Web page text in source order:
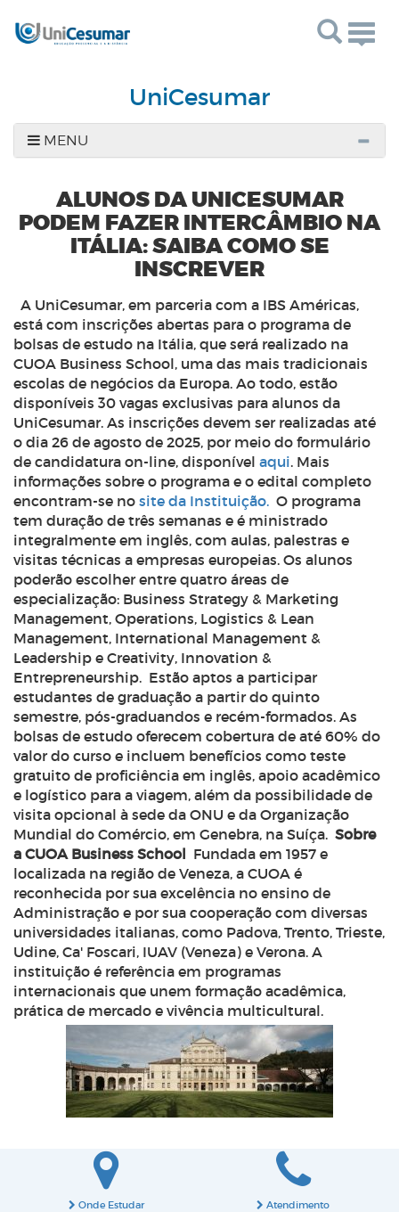
UniCesumar
MENU
ALUNOS DA UNICESUMAR
PODEM FAZER INTERCÂMBIO NA
ITÁLIA: SAIBA COMO SE
INSCREVER
A UniCesumar, em parceria com a IBS Américas,
está com inscrições abertas para o programa de
bolsas de estudo na Itália, que será realizado na
CUOA Business School, uma das mais tradicionais
escolas de negócios da Europa. Ao todo, estão
disponíveis 30 vagas exclusivas para alunos da
UniCesumar. As inscrições devem ser realizadas até
o dia 26 de agosto de 2025, por meio do formulário
de candidatura on-line, disponível aqui. Mais
informações sobre o programa e o edital completo
encontram-se no site da Instituição. O programa
tem duração de três semanas e é ministrado
integralmente em inglês, com aulas, palestras e
visitas técnicas a empresas europeias. Os alunos
poderão escolher entre quatro áreas de
especialização: Business Strategy & Marketing
Management, Operations, Logistics & Lean
Management, International Management &
Leadership e Creativity, Innovation &
Entrepreneurship. Estão aptos a participar
estudantes de graduação a partir do quinto
semestre, pós-graduandos e recém-formados. As
bolsas de estudo oferecem cobertura de até 60% do
valor do curso e incluem benefícios como teste
gratuito de proficiência em inglês, apoio acadêmico
e logístico para a viagem, além da possibilidade de
visita opcional à sede da ONU e da Organização
Mundial do Comércio, em Genebra, na Suíça. Sobre
a CUOA Business School Fundada em 1957 e
localizada na região de Veneza, a CUOA é
reconhecida por sua excelência no ensino de
Administração e por sua cooperação com diversas
universidades italianas, como Padova, Trento, Trieste,
Udine, Ca' Foscari, IUAV (Veneza) e Verona. A
instituição é referência em programas
internacionais que unem formação acadêmica,
prática de mercado e vivência multicultural.
Onde Estudar Atendimento